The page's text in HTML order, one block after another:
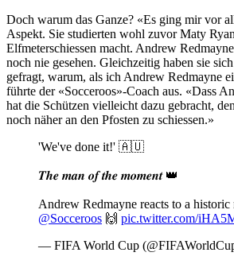
Doch warum das Ganze? «Es ging mir vor
Aspekt. Sie studierten wohl zuvor Maty
Elfmeterschiessen macht. Andrew
noch nie gesehen. Gleichzeitig haben sie
gefragt, warum, als ich Andrew Redmayne
führte der «Socceroos»-Coach aus. «Dass
hat die Schützen vielleicht dazu gebracht,
noch näher an den Pfosten zu schiessen.»
'We've done it!' 🇦🇺
𝑻𝒉𝒆 𝒎𝒂𝒏 𝒐𝒇 𝒕𝒉𝒆 𝒎𝒐𝒎𝒆𝒏𝒕 👑
Andrew Redmayne reacts to a
@Socceroos 🙌 pic.twitter.com/
— FIFA World Cup